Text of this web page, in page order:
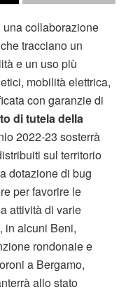
collaborazione
tracciano un
e un uso più
mobilità elettrica,
con garanzie di
di tutela della
2022-23 sosterrà
sul territorio
dotazione di bug
per favorire le
attività di varie
in alcuni Beni,
rondonaie e
a Bergamo,
allo stato